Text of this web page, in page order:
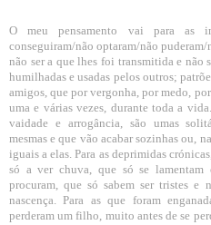
O meu pensamento vai para as
conseguiram/não optaram/não
não ser a que lhes foi transmitida e não
humilhadas e usadas pelos outros;
amigos, que por vergonha, por medo,
uma e várias vezes, durante toda a
vaidade e arrogância, são umas
mesmas e que vão acabar sozinhas ou,
iguais a elas. Para as deprimidas
só a ver chuva, que só se lamentam
procuram, que só sabem ser tristes e
nascença. Para as que foram
perderam um filho, muito antes de se